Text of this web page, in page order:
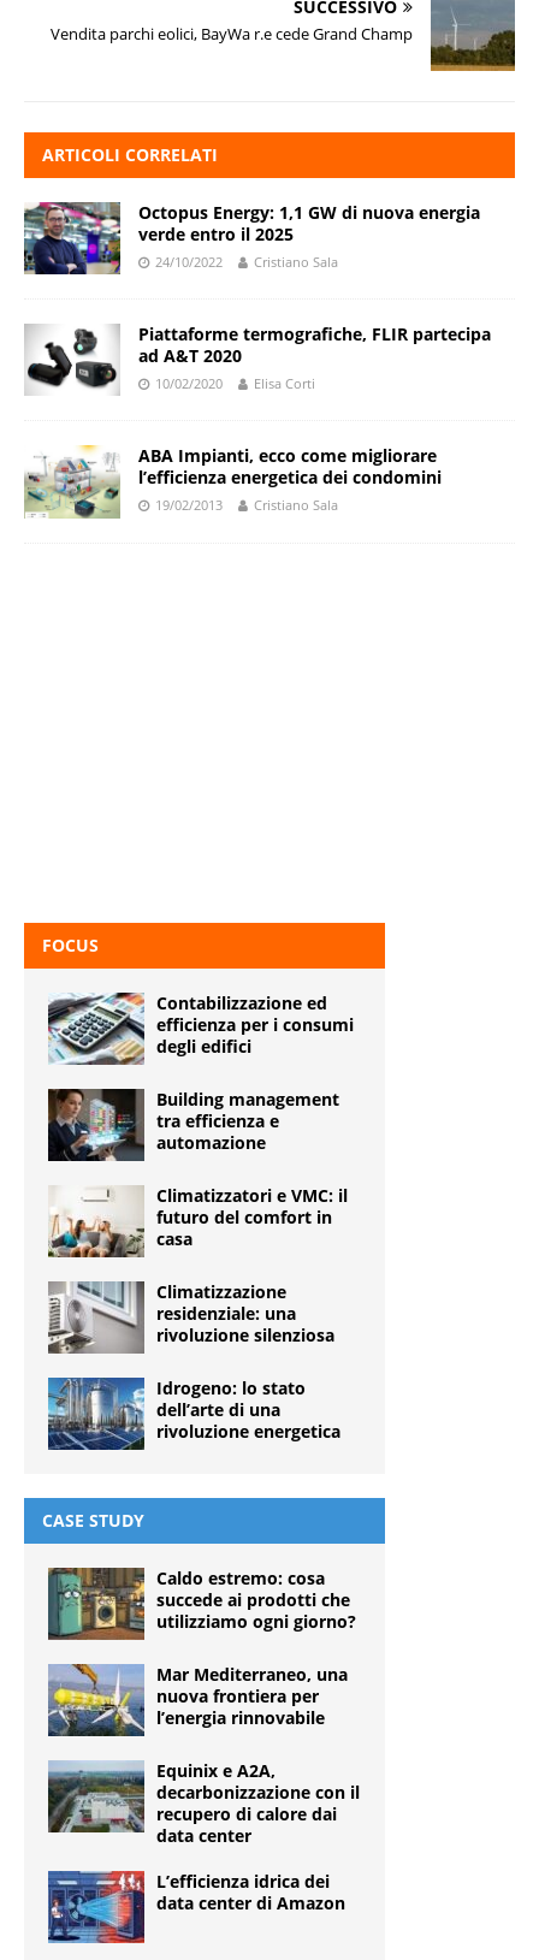
SUCCESSIVO
Vendita parchi eolici, BayWa r.e cede Grand Champ
ARTICOLI CORRELATI
Octopus Energy: 1,1 GW di nuova energia
verde entro il 2025
24/10/2022 Cristiano Sala
Piattaforme termografiche, FLIR partecipa
ad A&T 2020
10/02/2020 Elisa Corti
ABA Impianti, ecco come migliorare
l’efficienza energetica dei condomini
19/02/2013 Cristiano Sala
FOCUS
Contabilizzazione ed
efficienza per i consumi
degli edifici
Building management
tra efficienza e
automazione
Climatizzatori e VMC: il
futuro del comfort in
casa
Climatizzazione
residenziale: una
rivoluzione silenziosa
Idrogeno: lo stato
dell’arte di una
rivoluzione energetica
CASE STUDY
Caldo estremo: cosa
succede ai prodotti che
utilizziamo ogni giorno?
Mar Mediterraneo, una
nuova frontiera per
l’energia rinnovabile
Equinix e A2A,
decarbonizzazione con il
recupero di calore dai
data center
L’efficienza idrica dei
data center di Amazon